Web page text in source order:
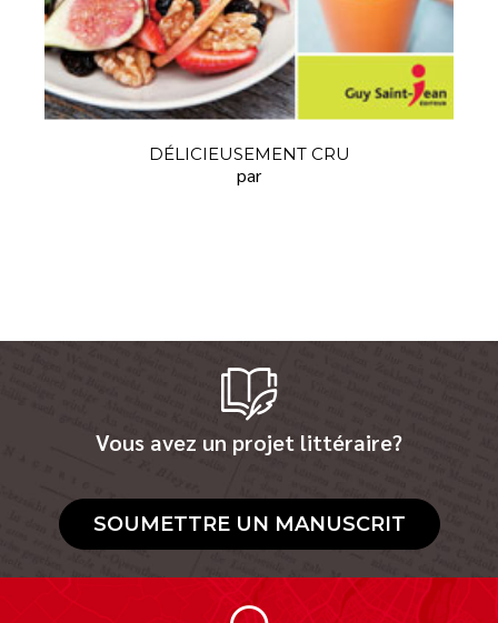
DÉLICIEUSEMENT CRU
par
Vous avez un projet littéraire?
SOUMETTRE UN MANUSCRIT